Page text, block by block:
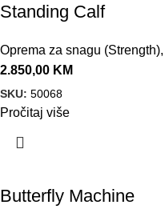
Standing Calf
Oprema za snagu (Strength),
2.850,00 KM
SKU: 50068
Pročitaj više
Butterfly Machine